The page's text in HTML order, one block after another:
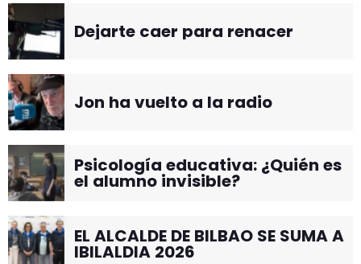
Dejarte caer para renacer
Jon ha vuelto a la radio
Psicología educativa: ¿Quién es
el alumno invisible?
EL ALCALDE DE BILBAO SE SUMA A
IBILALDIA 2026